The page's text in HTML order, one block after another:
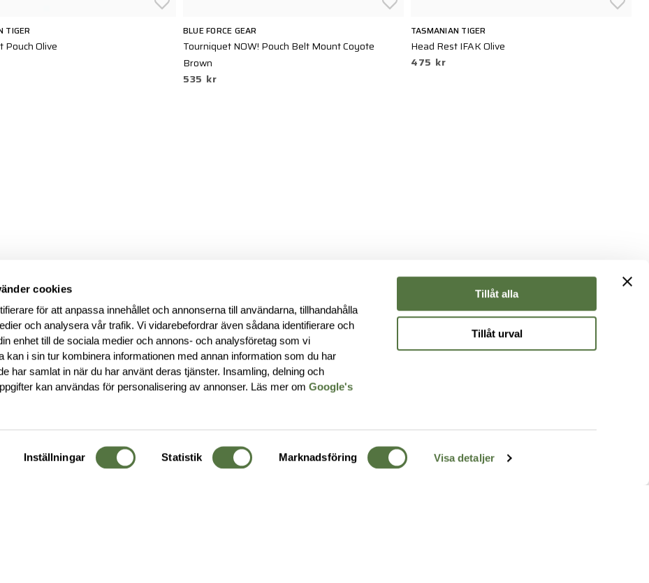
cookies
för att anpassa innehållet och annonserna till användarna, tillhandahålla
och analysera vår trafik. Vi vidarebefordrar även sådana identifierare och
enhet till de sociala medier och annons- och analysföretag som vi
kan i sin tur kombinera informationen med annan information som du har
har samlat in när du har använt deras tjänster. Insamling, delning och
kan användas för personalisering av annonser. Läs mer omGoogle's
Inställningar Statistik Marknadsföring Visa detaljer
Tillåt alla
Tillåt urval
TIGER
Pouch Olive
BLUE FORCE GEAR
Tourniquet NOW! Pouch Belt Mount Coyote
Brown
535 kr
TASMANIAN TIGER
Head Rest IFAK Olive
475 kr